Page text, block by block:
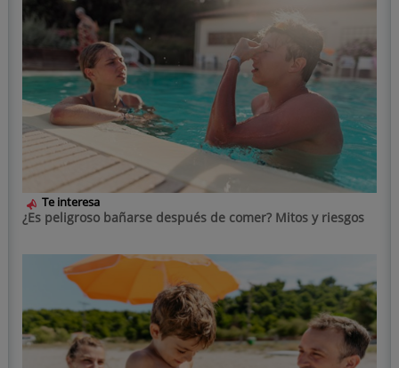
Te interesa
¿Es peligroso bañarse después de comer? Mitos y riesgos